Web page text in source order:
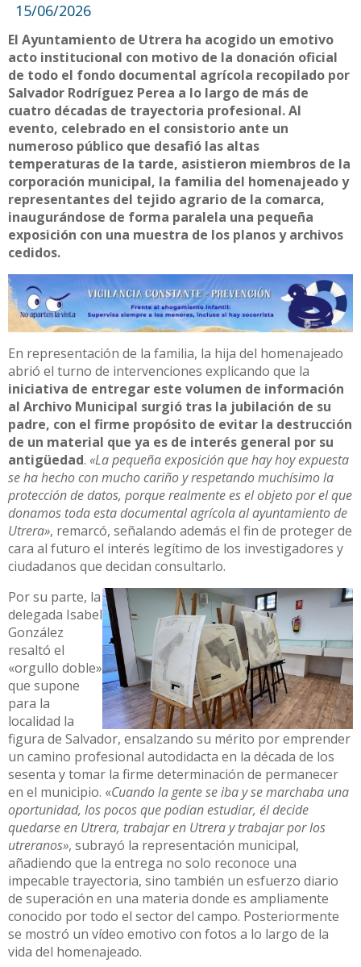
15/06/2026
El Ayuntamiento de Utrera ha acogido un emotivo
acto institucional con motivo de la donación oficial
de todo el fondo documental agrícola recopilado por
Salvador Rodríguez Perea a lo largo de más de
cuatro décadas de trayectoria profesional. Al
evento, celebrado en el consistorio ante un
numeroso público que desafió las altas
temperaturas de la tarde, asistieron miembros de la
corporación municipal, la familia del homenajeado y
representantes del tejido agrario de la comarca,
inaugurándose de forma paralela una pequeña
exposición con una muestra de los planos y archivos
cedidos.
En representación de la familia, la hija del homenajeado
abrió el turno de intervenciones explicando que la
iniciativa de entregar este volumen de información
al Archivo Municipal surgió tras la jubilación de su
padre, con el firme propósito de evitar la destrucción
de un material que ya es de interés general por su
antigüedad. «La pequeña exposición que hay hoy expuesta
se ha hecho con mucho cariño y respetando muchísimo la
protección de datos, porque realmente es el objeto por el que
donamos toda esta documental agrícola al ayuntamiento de
Utrera», remarcó, señalando además el fin de proteger de
cara al futuro el interés legítimo de los investigadores y
ciudadanos que decidan consultarlo.
Por su parte, la
delegada Isabel
González
resaltó el
«orgullo doble»
que supone
para la
localidad la
figura de Salvador, ensalzando su mérito por emprender
un camino profesional autodidacta en la década de los
sesenta y tomar la firme determinación de permanecer
en el municipio. «Cuando la gente se iba y se marchaba una
oportunidad, los pocos que podían estudiar, él decide
quedarse en Utrera, trabajar en Utrera y trabajar por los
utreranos», subrayó la representación municipal,
añadiendo que la entrega no solo reconoce una
impecable trayectoria, sino también un esfuerzo diario
de superación en una materia donde es ampliamente
conocido por todo el sector del campo. Posteriormente
se mostró un vídeo emotivo con fotos a lo largo de la
vida del homenajeado.